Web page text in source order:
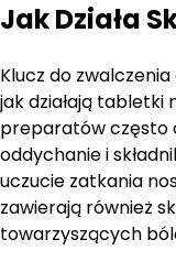
Jak Działa
Klucz do
jak działają tabletki
preparatów często
oddychanie i
uczucie zatkania
zawierają również
towarzyszących